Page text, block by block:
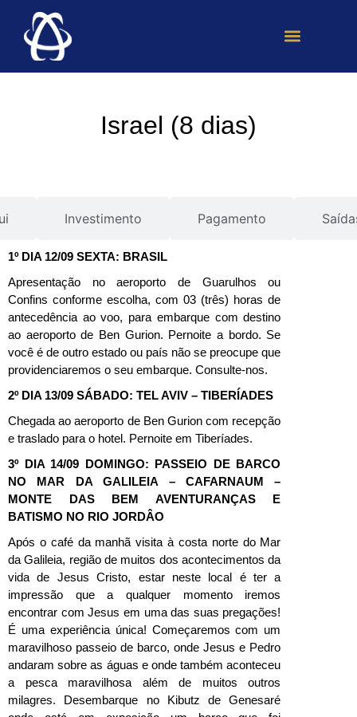
Israel (8 dias)
Investimento Pagamento
1º DIA 12/09 SEXTA: BRASIL
Apresentação no aeroporto de Guarulhos ou
Confins conforme escolha, com 03 (três) horas de
antecedência ao voo, para embarque com destino
ao aeroporto de Ben Gurion. Pernoite a bordo. Se
você é de outro estado ou país não se preocupe que
providenciaremos o seu embarque. Consulte-nos.
2º DIA 13/09 SÁBADO: TEL AVIV – TIBERÍADES
Chegada ao aeroporto de Ben Gurion com recepção
e traslado para o hotel. Pernoite em Tiberíades.
3º DIA 14/09 DOMINGO: PASSEIO DE BARCO
NO MAR DA GALILEIA – CAFARNAUM –
MONTE DAS BEM AVENTURANÇAS E
BATISMO NO RIO JORDÂO
Após o café da manhã visita à costa norte do Mar
da Galileia, região de muitos dos acontecimentos da
vida de Jesus Cristo, estar neste local é ter a
impressão que a qualquer momento iremos
encontrar com Jesus em uma das suas pregações!
É uma experiência única! Começaremos com um
maravilhoso passeio de barco, onde Jesus e Pedro
andaram sobre as águas e onde também aconteceu
a pesca maravilhosa além de muitos outros
milagres. Desembarque no Kibutz de Genesaré